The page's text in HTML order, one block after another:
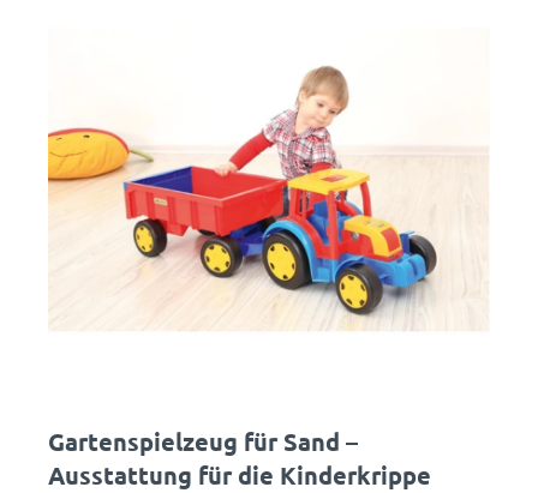
Gartenspielzeug für Sand –
Ausstattung für die Kinderkrippe